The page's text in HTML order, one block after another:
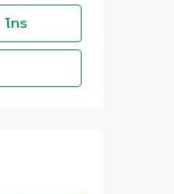
โทร